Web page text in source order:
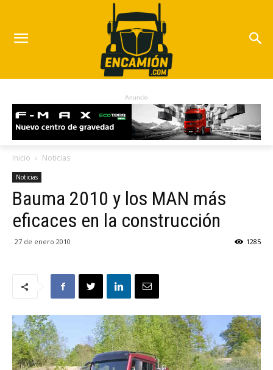
Anuncio
Inicio Noticias
Noticias
Bauma 2010 y los MAN más
eficaces en la construcción
27 de enero 2010 1285